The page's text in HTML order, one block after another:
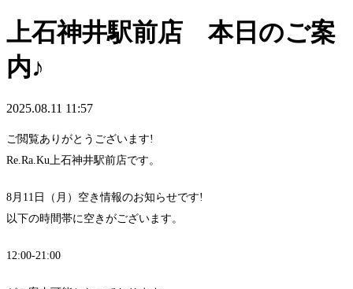
上石神井駅前店 本日のご案
内♪
2025.08.11 11:57
ご閲覧ありがとうございます!
Re.Ra.Ku上石神井駅前店です。
8月11日（月）空き情報のお知らせです!
以下の時間帯に空きがございます。
12:00-21:00